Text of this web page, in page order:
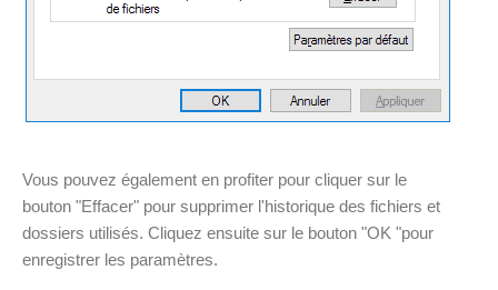
Vous pouvez également en profiter pour cliquer sur le
bouton "Effacer" pour supprimer l'historique des fichiers et
dossiers utilisés. Cliquez ensuite sur le bouton "OK "pour
enregistrer les paramètres.